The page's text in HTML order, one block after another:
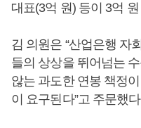
대표(3억 원) 등이 3억
김 의원은 “산업은행 자
들의 상상을 뛰어넘는
않는 과도한 연봉 책정
이 요구된다”고 주문했